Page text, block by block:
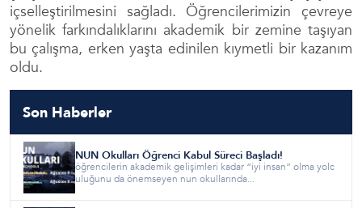
Son Haberler
NUN Okulları Öğrenci Kabul Süreci Başladı!
öğrencilerin akademik gelişimleri kadar “iyi insan” olma yolc
uluğunu da önemseyen nun okullarında...
içselleştirilmesini sağladı. Öğrencilerimizin çevreye
yönelik farkındalıklarını akademik bir zemine taşıyan
bu çalışma, erken yaşta edinilen kıymetli bir kazanım
oldu.